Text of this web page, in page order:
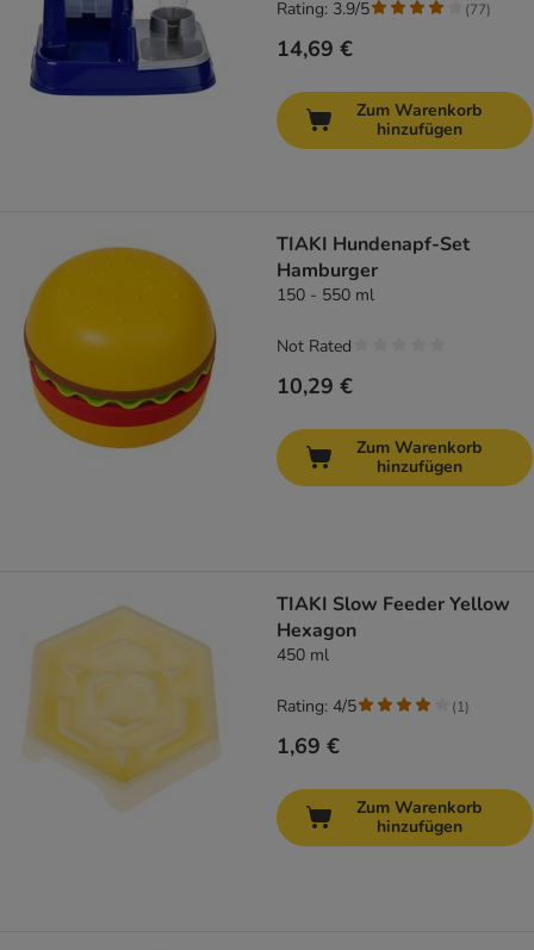
14,69 €
Rating: 3.9/5 (77)
Zum Warenkorb
hinzufügen
TIAKI Hundenapf-Set
Hamburger
150 - 550 ml
10,29 €
Not Rated
Zum Warenkorb
hinzufügen
TIAKI Slow Feeder Yellow
Hexagon
450 ml
1,69 €
Rating: 4/5 (1)
Zum Warenkorb
hinzufügen